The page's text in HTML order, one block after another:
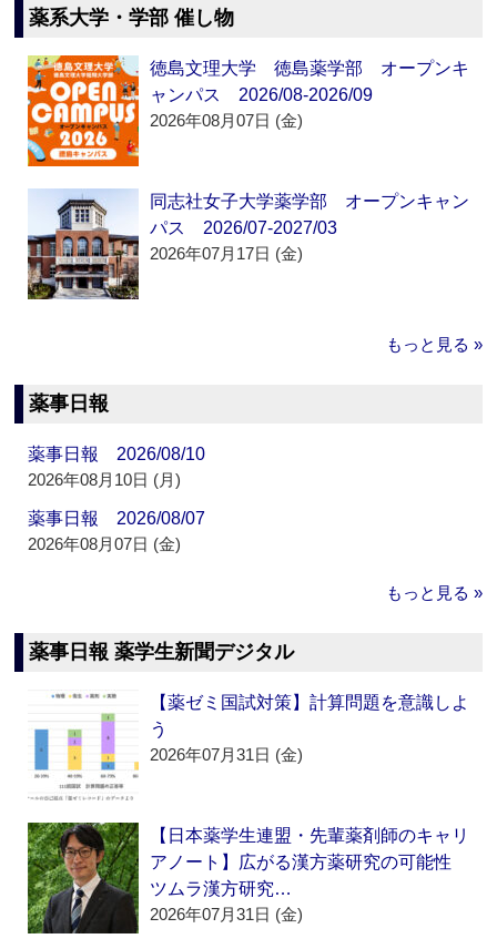
薬系大学・学部 催し物
徳島文理大学 徳島薬学部 オープンキ
ャンパス 2026/08-2026/09
2026年08月07日 (金)
同志社女子大学薬学部 オープンキャン
パス 2026/07-2027/03
2026年07月17日 (金)
もっと見る »
薬事日報
薬事日報 2026/08/10
2026年08月10日 (月)
薬事日報 2026/08/07
2026年08月07日 (金)
もっと見る »
薬事日報 薬学生新聞デジタル
【薬ゼミ国試対策】計算問題を意識しよ
う
2026年07月31日 (金)
【日本薬学生連盟・先輩薬剤師のキャリ
アノート】広がる漢方薬研究の可能性
ツムラ漢方研究…
2026年07月31日 (金)